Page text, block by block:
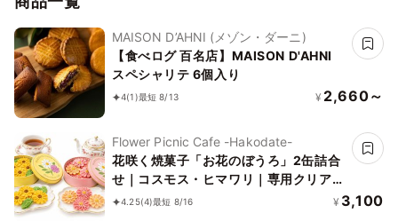
MAISON D’AHNI (メゾン・ダーニ)
【食べログ 百名店】MAISON D'AHNI
スペシャリテ 6個入り
4(1)最短 8/13 ¥ 2,660～
Flower Picnic Cafe -Hakodate-
花咲く焼菓子「お花のぼうろ」2缶詰合
せ｜コスモス・ヒマワリ｜専用クリアケ
ース仕様｜
4.25(4)最短 8/16 ¥ 3,100